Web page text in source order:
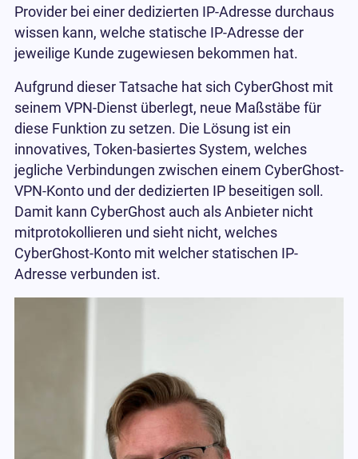
Provider bei einer dedizierten IP-Adresse durchaus
wissen kann, welche statische IP-Adresse der
jeweilige Kunde zugewiesen bekommen hat.
Aufgrund dieser Tatsache hat sich CyberGhost mit
seinem VPN-Dienst überlegt, neue Maßstäbe für
diese Funktion zu setzen. Die Lösung ist ein
innovatives, Token-basiertes System, welches
jegliche Verbindungen zwischen einem CyberGhost-
VPN-Konto und der dedizierten IP beseitigen soll.
Damit kann CyberGhost auch als Anbieter nicht
mitprotokollieren und sieht nicht, welches
CyberGhost-Konto mit welcher statischen IP-
Adresse verbunden ist.